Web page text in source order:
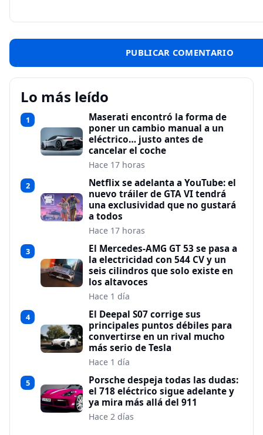
Lo más leído
1
Maserati encontró la forma de
poner un cambio manual a un
eléctrico… justo antes de
cancelar el coche
Hace 17 horas
2
Netflix se adelanta a YouTube: el
nuevo tráiler de GTA VI tendrá
una exclusividad que no gustará
a todos
Hace 17 horas
3
El Mercedes-AMG GT 53 se pasa a
la electricidad con 544 CV y un
seis cilindros que solo existe en
los altavoces
Hace 1 día
4
El Deepal S07 corrige sus
principales puntos débiles para
convertirse en un rival mucho
más serio de Tesla
Hace 1 día
5
Porsche despeja todas las dudas:
el 718 eléctrico sigue adelante y
ya mira más allá del 911
Hace 2 días